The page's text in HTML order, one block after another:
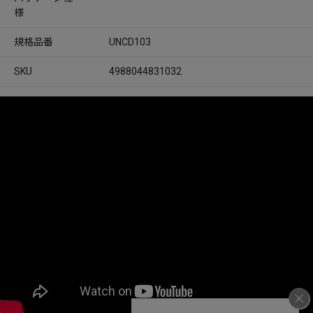
様
規格品番 UNCD103
SKU 4988044831032